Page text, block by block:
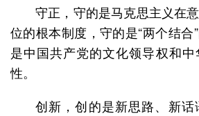
守正，守的是马克思主义在
位的根本制度，守的是“两个结合
是中国共产党的文化领导权和
性。
创新，创的是新思路、新